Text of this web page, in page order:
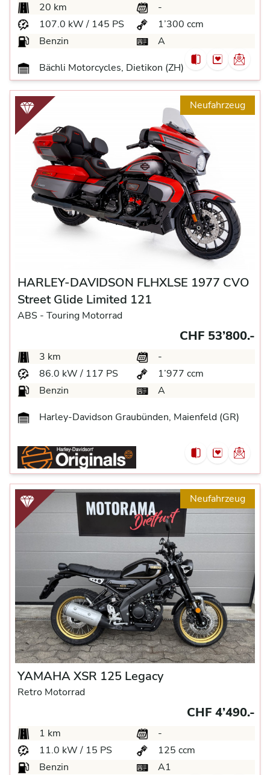
20 km
-
107.0 kW / 145 PS
1’300 ccm
Benzin
A
Bächli Motorcycles, Dietikon (ZH)
Neufahrzeug
HARLEY-DAVIDSON FLHXLSE 1977 CVO
Street Glide Limited 121
ABS - Touring Motorrad
CHF 53’800.-
3 km
-
86.0 kW / 117 PS
1’977 ccm
Benzin
A
Harley-Davidson Graubünden, Maienfeld (GR)
Neufahrzeug
YAMAHA XSR 125 Legacy
Retro Motorrad
CHF 4’490.-
1 km
-
11.0 kW / 15 PS
125 ccm
Benzin
A1